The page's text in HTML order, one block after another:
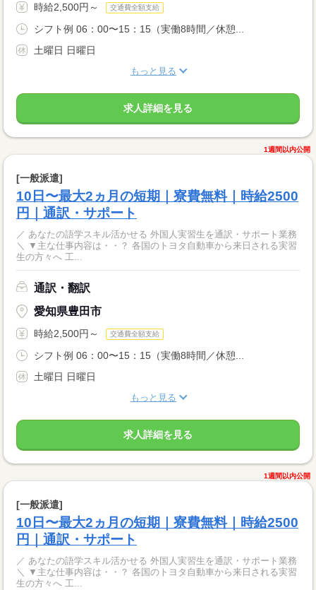
時給2,500円～ 交通費全額支給
シフト例 06：00〜15：15（実働8時間／休憩...
土曜日 日曜日
もっと見る
求人詳細を見る
1週間以内公開
[一般派遣]
10日〜最大2ヵ月の短期｜寮費無料｜時給2500
円｜通訳・サポート
／ あなたの語学スキル活かせる 外国人実習生を通訳・サポート業務
＼ ▼主な仕事内容は・・？ 各国のトヨタ自動車から来日される実習
生の方々へ 工...
通訳・翻訳
愛知県豊田市
時給2,500円～ 交通費全額支給
シフト例 06：00〜15：15（実働8時間／休憩...
土曜日 日曜日
もっと見る
求人詳細を見る
1週間以内公開
[一般派遣]
10日〜最大2ヵ月の短期｜寮費無料｜時給2500
円｜通訳・サポート
／ あなたの語学スキル活かせる 外国人実習生を通訳・サポート業務
＼ ▼主な仕事内容は・・？ 各国のトヨタ自動車から来日される実習
生の方々へ 工...